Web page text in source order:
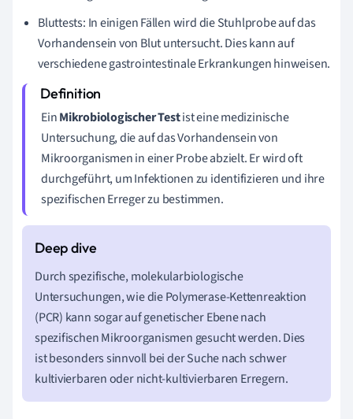
Bluttests: In einigen Fällen wird die Stuhlprobe auf das
Vorhandensein von Blut untersucht. Dies kann auf
verschiedene gastrointestinale Erkrankungen hinweisen.
EinMikrobiologischer Testist eine medizinische
Untersuchung, die auf das Vorhandensein von
Mikroorganismen in einer Probe abzielt. Er wird oft
durchgeführt, um Infektionen zu identifizieren und ihre
spezifischen Erreger zu bestimmen.
Durch spezifische, molekularbiologische
Untersuchungen, wie die Polymerase-Kettenreaktion
(PCR) kann sogar auf genetischer Ebene nach
spezifischen Mikroorganismen gesucht werden. Dies
ist besonders sinnvoll bei der Suche nach schwer
kultivierbaren oder nicht-kultivierbaren Erregern.